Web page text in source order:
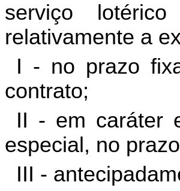
serviço
relativamente a
I - no prazo
contrato;
II - em caráter
especial, no
III -